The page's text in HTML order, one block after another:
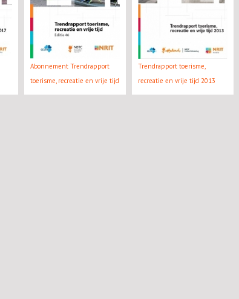
Abonnement Trendrapport
toerisme, recreatie en vrije tijd
Trendrapport toerisme,
recreatie en vrije tijd 2013